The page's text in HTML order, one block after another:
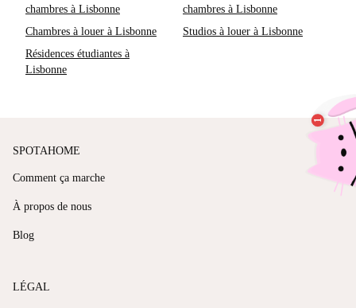
chambres à Lisbonne
chambres à Lisbonne
Chambres à louer à Lisbonne
Studios à louer à Lisbonne
Résidences étudiantes à
Lisbonne
SPOTAHOME
Comment ça marche
À propos de nous
Blog
LÉGAL